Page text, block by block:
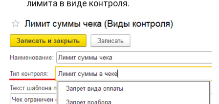
лимита в виде контроля.